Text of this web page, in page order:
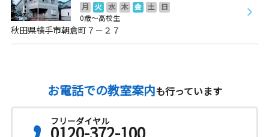
月 火 水 木 金 土
日
0歳～高校生
秋田県横手市朝倉町７－２７
お電話での教室案内も行っています
フリーダイヤル
0120-372-100